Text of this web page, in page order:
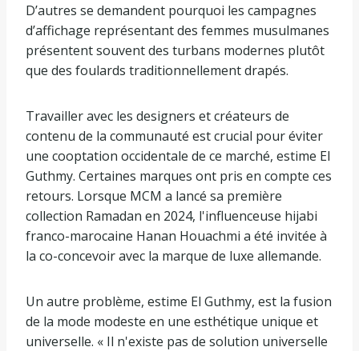
D’autres se demandent pourquoi les campagnes
d’affichage représentant des femmes musulmanes
présentent souvent des turbans modernes plutôt
que des foulards traditionnellement drapés.
Travailler avec les designers et créateurs de
contenu de la communauté est crucial pour éviter
une cooptation occidentale de ce marché, estime El
Guthmy. Certaines marques ont pris en compte ces
retours. Lorsque MCM a lancé sa première
collection Ramadan en 2024, l'influenceuse hijabi
franco-marocaine Hanan Houachmi a été invitée à
la co-concevoir avec la marque de luxe allemande.
Un autre problème, estime El Guthmy, est la fusion
de la mode modeste en une esthétique unique et
universelle. « Il n'existe pas de solution universelle